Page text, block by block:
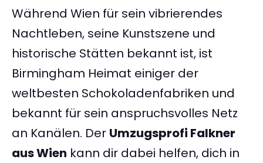
Während Wien für sein vibrierendes
Nachtleben, seine Kunstszene und
historische Stätten bekannt ist, ist
Birmingham Heimat einiger der
weltbesten Schokoladenfabriken und
bekannt für sein anspruchsvolles Netz
an Kanälen. Der Umzugsprofi Falkner
aus Wien kann dir dabei helfen, dich in